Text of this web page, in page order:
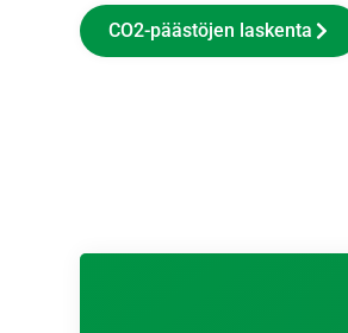
CO2-päästöjen laskenta